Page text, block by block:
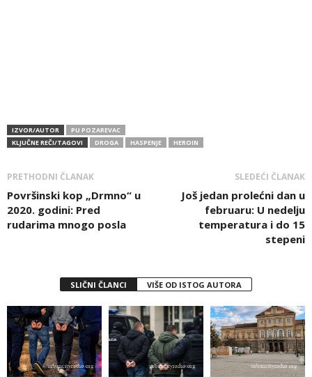
IZVOR/AUTOR
PU POZAREVAC
KLJUČNE REČI/TAGOVI
DROGA HASPENJE HEROIN
PRETHODNI ČLANAK
Površinski kop „Drmno“ u
2020. godini: Pred
rudarima mnogo posla
SLEDEĆI ČLANAK
Još jedan prolećni dan u
februaru: U nedelju
temperatura i do 15
stepeni
SLIČNI ČLANCI VIŠE OD ISTOG AUTORA